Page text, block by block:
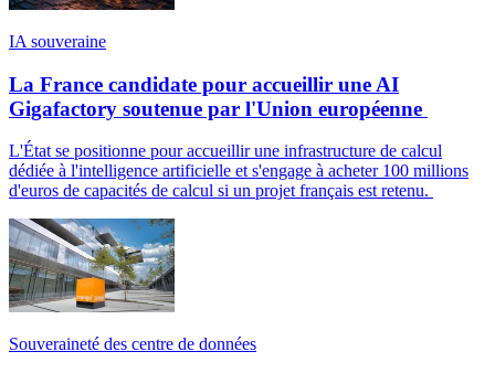
IA souveraine
La France candidate pour accueillir une AI
Gigafactory soutenue par l'Union européenne
L'État se positionne pour accueillir une infrastructure de calcul
dédiée à l'intelligence artificielle et s'engage à acheter 100 millions
d'euros de capacités de calcul si un projet français est retenu.
Souveraineté des centre de données